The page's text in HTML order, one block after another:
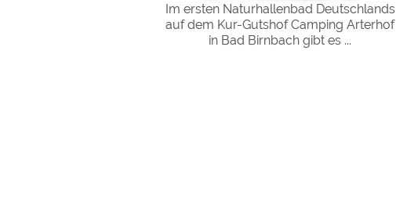
Im ersten Naturhallenbad Deutschlands
auf dem Kur-Gutshof Camping Arterhof
in Bad Birnbach gibt es ...